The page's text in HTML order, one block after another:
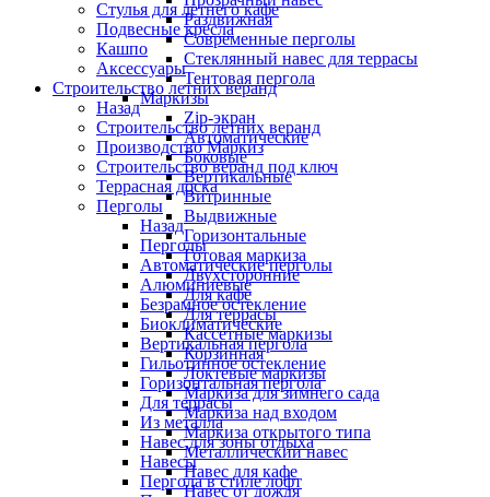
Раздвижная
Современные перголы
Стеклянный навес для террасы
Тентовая пергола
Маркизы
Zip-экран
Автоматические
Боковые
Вертикальные
Витринные
Выдвижные
Горизонтальные
Готовая маркиза
Двухсторонние
Для кафе
Для террасы
Кассетные маркизы
Корзинная
Локтевые маркизы
Маркиза для зимнего сада
Маркиза над входом
Маркиза открытого типа
Металлический навес
Навес для кафе
Навес от дождя
Стулья для летнего кафе
Подвесные кресла
Кашпо
Аксессуары
Строительство летних веранд
Назад
Строительство летних веранд
Производство Маркиз
Строительство веранд под ключ
Террасная доска
Перголы
Назад
Перголы
Автоматические перголы
Алюминиевые
Безрамное остекление
Биоклиматические
Вертикальная пергола
Гильотинное остекление
Горизонтальная пергола
Для террасы
Из металла
Навес для зоны отдыха
Навесы
Пергола в стиле лофт